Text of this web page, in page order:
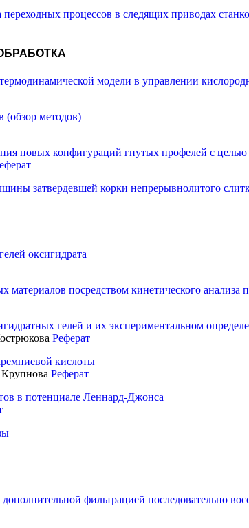
переходных процессов в следящих приводах
модели в управлении
(обзор методов)
новых конфигураций гнутых профелей с
затвердевшей корки непрерывнолитого
оксигидрата
материалов посредством кинетического анализа
гелей и их экспериментальном
Реферат
кислоты
Реферат
в потенциале Леннард-Джонса
фильтрацией последовательно